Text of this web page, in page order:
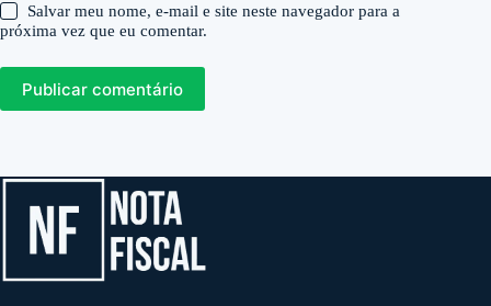
Salvar meu nome, e-mail e site neste navegador para a
próxima vez que eu comentar.
Publicar comentário